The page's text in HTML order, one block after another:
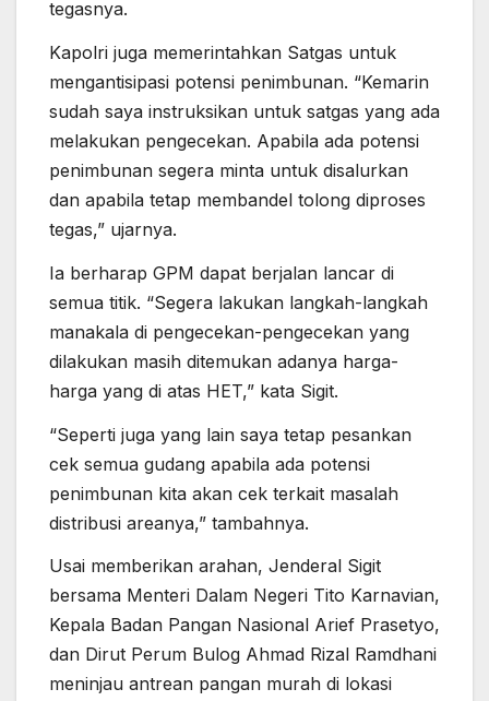
tegasnya.
Kapolri juga memerintahkan Satgas untuk
mengantisipasi potensi penimbunan. “Kemarin
sudah saya instruksikan untuk satgas yang ada
melakukan pengecekan. Apabila ada potensi
penimbunan segera minta untuk disalurkan
dan apabila tetap membandel tolong diproses
tegas,” ujarnya.
Ia berharap GPM dapat berjalan lancar di
semua titik. “Segera lakukan langkah-langkah
manakala di pengecekan-pengecekan yang
dilakukan masih ditemukan adanya harga-
harga yang di atas HET,” kata Sigit.
“Seperti juga yang lain saya tetap pesankan
cek semua gudang apabila ada potensi
penimbunan kita akan cek terkait masalah
distribusi areanya,” tambahnya.
Usai memberikan arahan, Jenderal Sigit
bersama Menteri Dalam Negeri Tito Karnavian,
Kepala Badan Pangan Nasional Arief Prasetyo,
dan Dirut Perum Bulog Ahmad Rizal Ramdhani
meninjau antrean pangan murah di lokasi